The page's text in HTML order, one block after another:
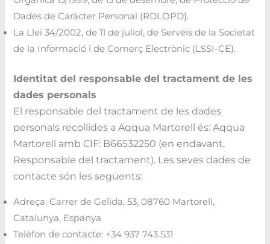
Dades de Caràcter Personal (RDLOPD).
La Llei 34/2002, de 11 de juliol, de Serveis de la Societat
de la Informació i de Comerç Electrònic (LSSI-CE).
Identitat del responsable del tractament de les
dades personals
El responsable del tractament de les dades
personals recollides a Aqqua Martorell és: Aqqua
Martorell amb CIF: B66532250 (en endavant,
Responsable del tractament). Les seves dades de
contacte són les següents:
Adreça: Carrer de Gelida, 53, 08760 Martorell,
Catalunya, Espanya
Telèfon de contacte: +34 937 743 531